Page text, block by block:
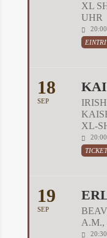
XL
UHR
20:00
18
SEP
XL-
20:00
19
SEP
A.M.,
20:30